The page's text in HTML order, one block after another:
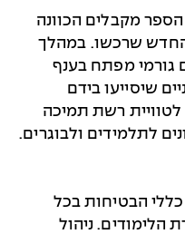
מקבלים הכוונה
שרכשו. במהלך
גורמי מפתח בענף
שיסייעו בידם
רשת תמיכה
לתלמידים ולבוגרים.
הבטיחות בכל
הלימודים. ניהול